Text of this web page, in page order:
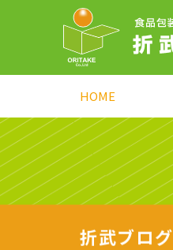
HOME
折武ブログ